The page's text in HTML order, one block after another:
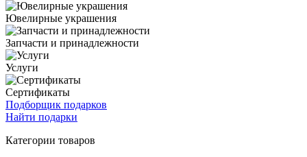
Ювелирные украшения
Запчасти и принадлежности
Услуги
Сертификаты
Подборщик подарков
Найти подарки
Категории товаров